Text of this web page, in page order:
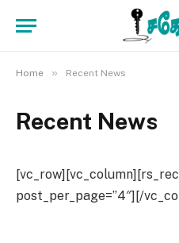
Home » Recent News
Recent News
post_per_page=”4″][/